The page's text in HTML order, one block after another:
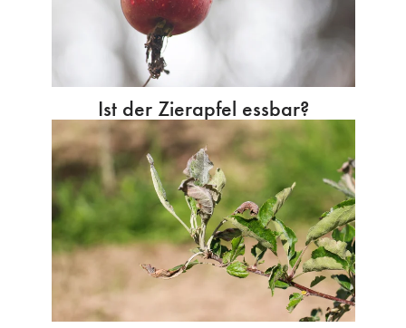
Ist der Zierapfel essbar?